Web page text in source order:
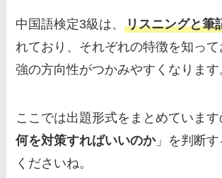
中国語検定3級は、リスニングと筆
れており、それぞれの特徴を知っ
強の方向性がつかみやすくなります
ここでは出題形式をまとめています
何を対策すればいいのか」を判断
くださいね。